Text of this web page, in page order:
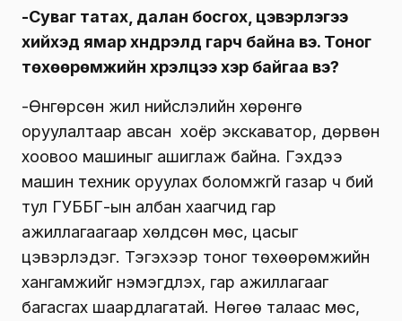
-Суваг татах, далан босгох, цэвэрлэгээ
хийхэд ямар хүндрэлүүд гарч байна вэ. Тоног
төхөөрөмжийн хүрэлцээ хэр байгаа вэ?
-Өнгөрсөн жил нийслэлийн хөрөнгө
оруулалтаар авсан хоёр экскаватор, дөрвөн
хоовоо машиныг ашиглаж байна. Гэхдээ
машин техник оруулах боломжгүй газар ч бий
тул ГУББГ-ын албан хаагчид гар
ажиллагаагаар хөлдсөн мөс, цасыг
цэвэрлэдэг. Тэгэхээр тоног төхөөрөмжийн
хангамжийг нэмэгдүүлэх, гар ажиллагааг
багасгах шаардлагатай. Нөгөө талаас мөс,